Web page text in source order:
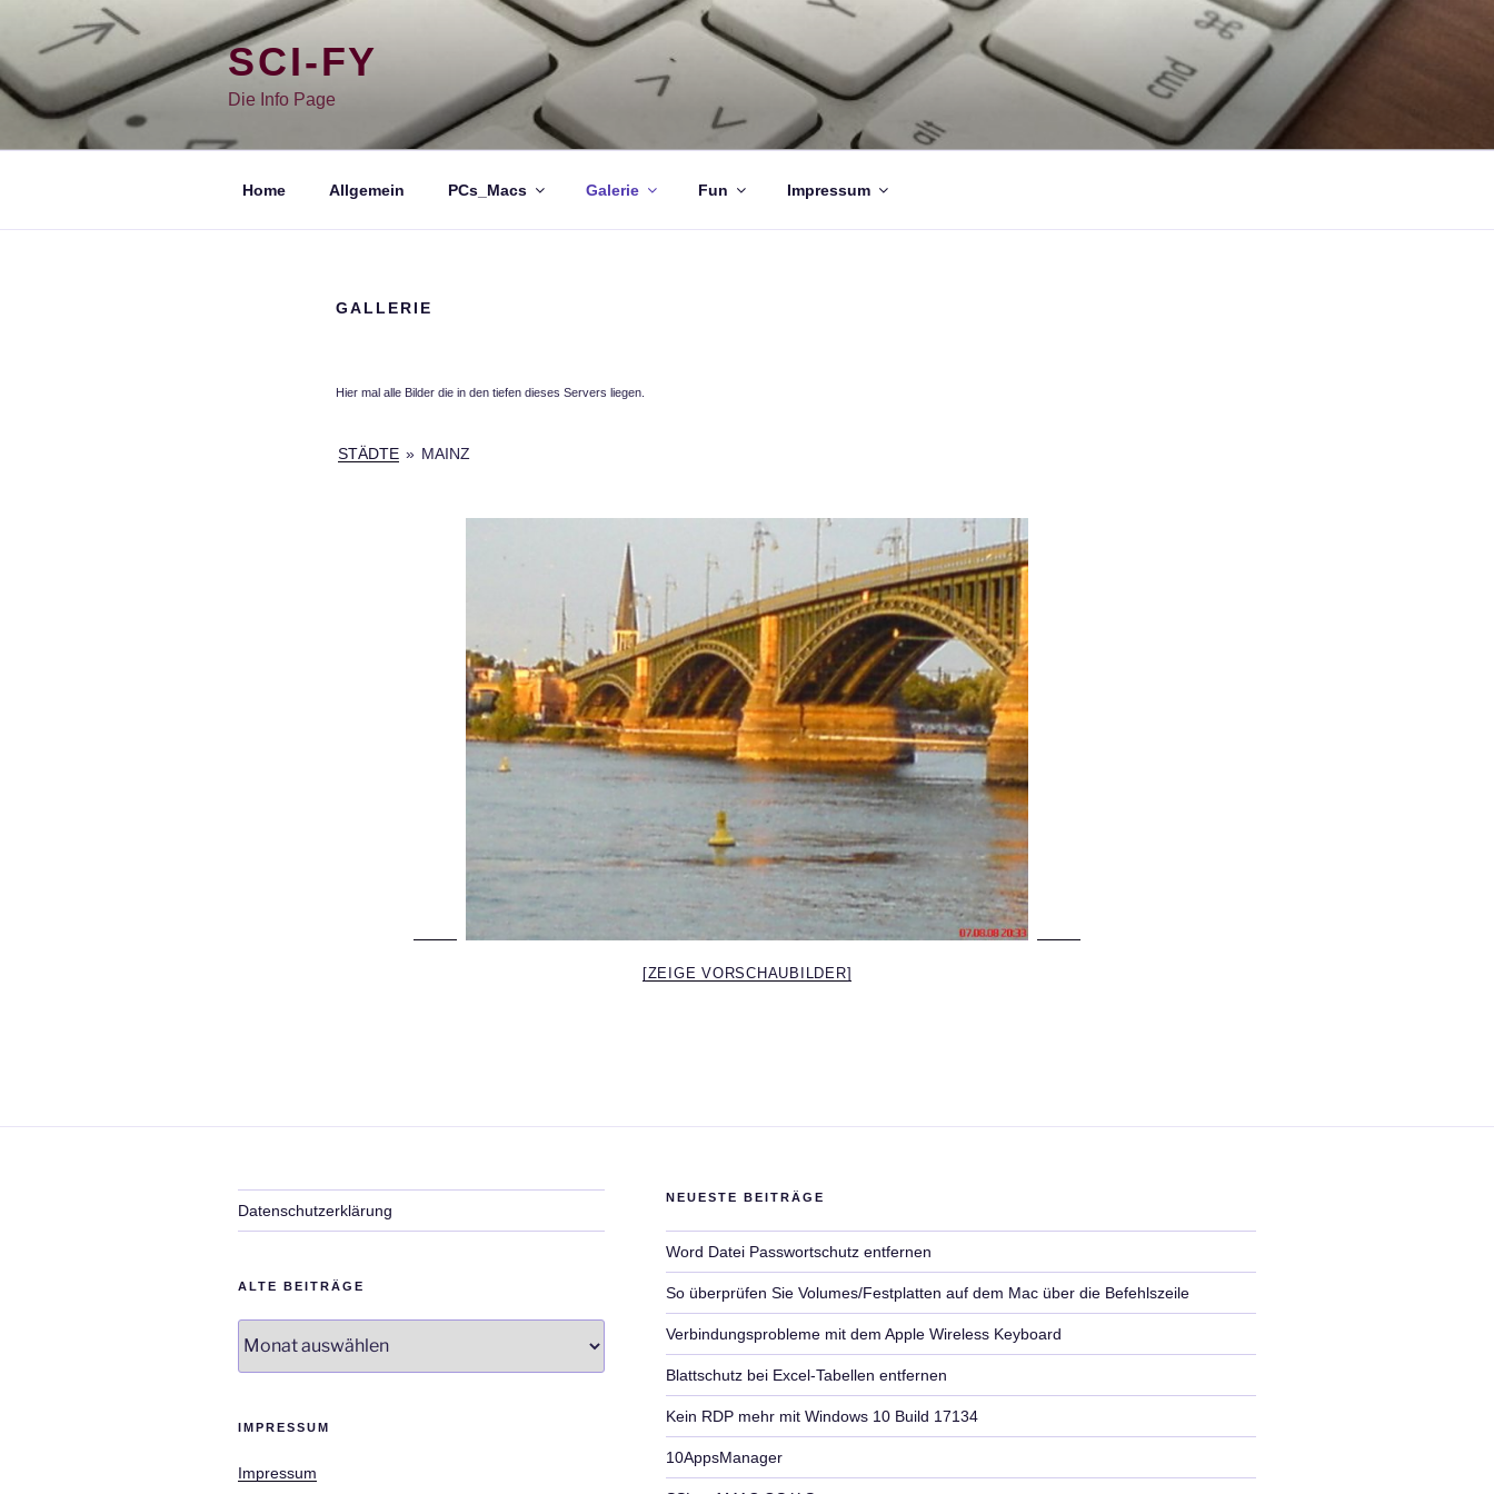
SCI-FY
Die Info Page
Home Allgemein PCs_Macs Galerie Fun Impressum
GALLERIE
Hier mal alle Bilder die in den tiefen dieses Servers liegen.
STÄDTE » MAINZ
[ZEIGE VORSCHAUBILDER]
Datenschutzerklärung
ALTE BEITRÄGE
Beiträge
IMPRESSUM
Impressum
NEUESTE BEITRÄGE
Word Datei Passwortschutz entfernen
So überprüfen Sie Volumes/Festplatten auf dem Mac über die Befehlszeile
Verbindungsprobleme mit dem Apple Wireless Keyboard
Blattschutz bei Excel-Tabellen entfernen
Kein RDP mehr mit Windows 10 Build 17134
10AppsManager